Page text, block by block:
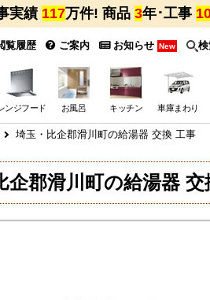
実績 117万件! 商品 3年･工事
覧履歴 ご案内 お知らせ New
ンジフード お風呂 キッチン 車庫まわり
埼玉・比企郡滑川町の給湯器 交換 工事
企郡滑川町の給湯器 交